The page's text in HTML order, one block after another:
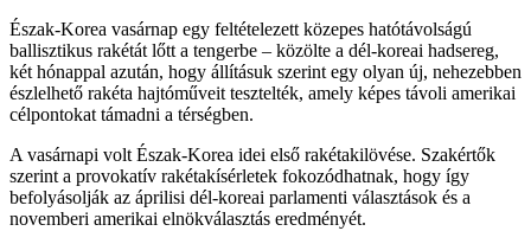
Észak-Korea vasárnap egy feltételezett közepes hatótávolságú
ballisztikus rakétát lőtt a tengerbe – közölte a dél-koreai hadsereg,
két hónappal azután, hogy állításuk szerint egy olyan új, nehezebben
észlelhető rakéta hajtóműveit tesztelték, amely képes távoli amerikai
célpontokat támadni a térségben.
A vasárnapi volt Észak-Korea idei első rakétakilövése. Szakértők
szerint a provokatív rakétakísérletek fokozódhatnak, hogy így
befolyásolják az áprilisi dél-koreai parlamenti választások és a
novemberi amerikai elnökválasztás eredményét.